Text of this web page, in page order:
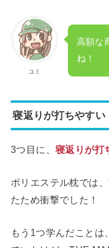
ユミ
高額な
ね！
寝返りが打ちやすい
3つ目に、 寝返りが打
ポリエステル枕では
たため衝撃でした！
もう1つ学んだことは